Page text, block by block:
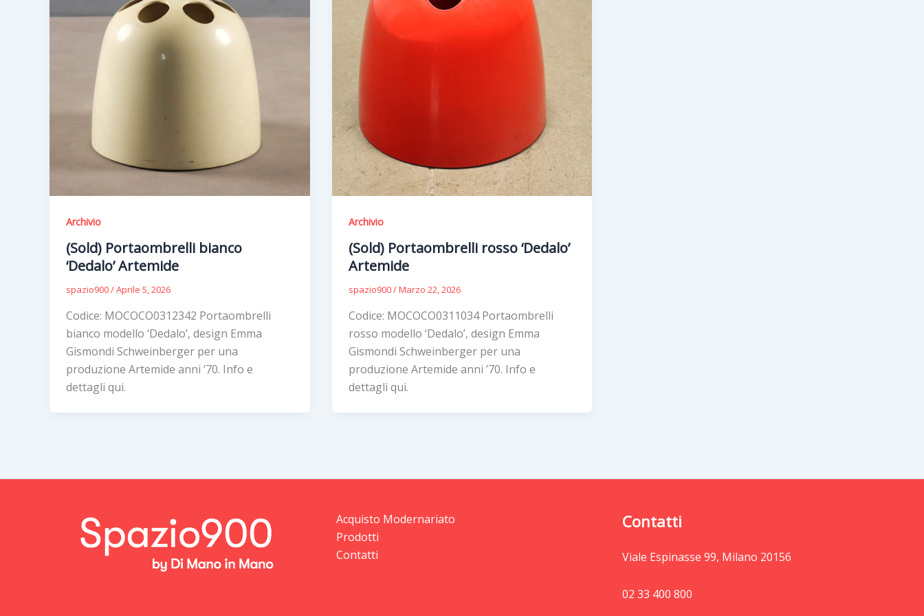
Archivio
(Sold) Portaombrelli bianco
‘Dedalo’ Artemide
spazio900/Aprile 5, 2026
Codice: MOCOCO0312342 Portaombrelli
bianco modello ‘Dedalo’, design Emma
Gismondi Schweinberger per una
produzione Artemide anni ’70. Info e
dettagli qui.
Archivio
(Sold) Portaombrelli rosso ‘Dedalo’
Artemide
spazio900/Marzo 22, 2026
Codice: MOCOCO0311034 Portaombrelli
rosso modello ‘Dedalo’, design Emma
Gismondi Schweinberger per una
produzione Artemide anni ’70. Info e
dettagli qui.
Acquisto Modernariato
Prodotti
Contatti
Contatti
Viale Espinasse 99, Milano 20156
02 33 400 800